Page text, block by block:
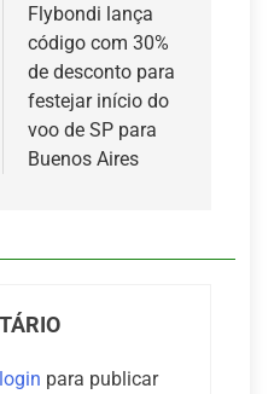
Flybondi lança
código com 30%
de desconto para
festejar início do
voo de SP para
Buenos Aires
login para publicar